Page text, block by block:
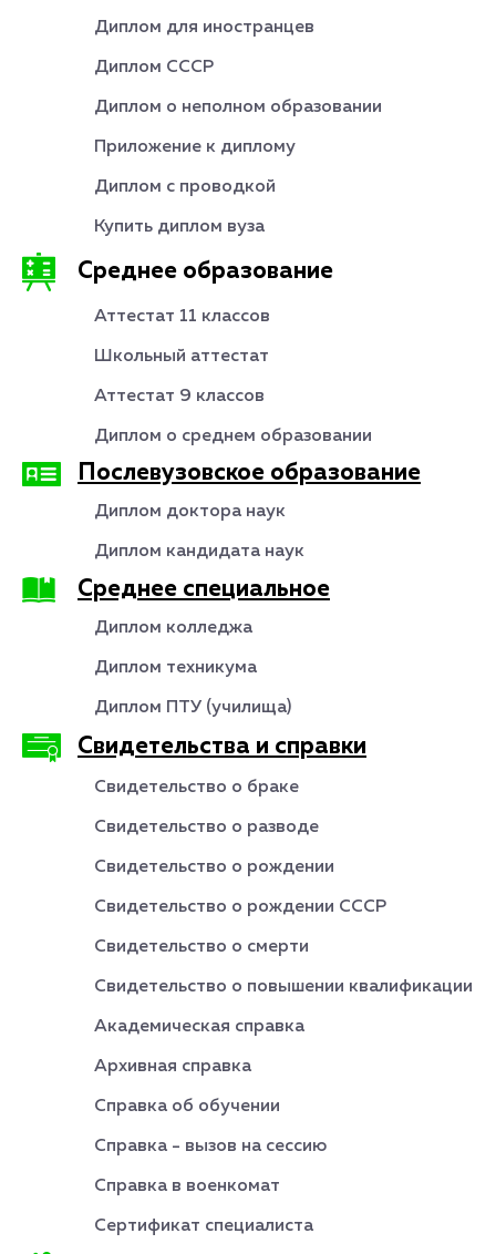
Диплом для иностранцев
Диплом СССР
Диплом о неполном образовании
Приложение к диплому
Диплом с проводкой
Купить диплом вуза
Среднее образование
Аттестат 11 классов
Школьный аттестат
Аттестат 9 классов
Диплом о среднем образовании
Послевузовское образование
Диплом доктора наук
Диплом кандидата наук
Среднее специальное
Диплом колледжа
Диплом техникума
Диплом ПТУ (училища)
Свидетельства и справки
Свидетельство о браке
Свидетельство о разводе
Свидетельство о рождении
Свидетельство о рождении СССР
Свидетельство о смерти
Свидетельство о повышении квалификации
Академическая справка
Архивная справка
Справка об обучении
Справка - вызов на сессию
Справка в военкомат
Сертификат специалиста